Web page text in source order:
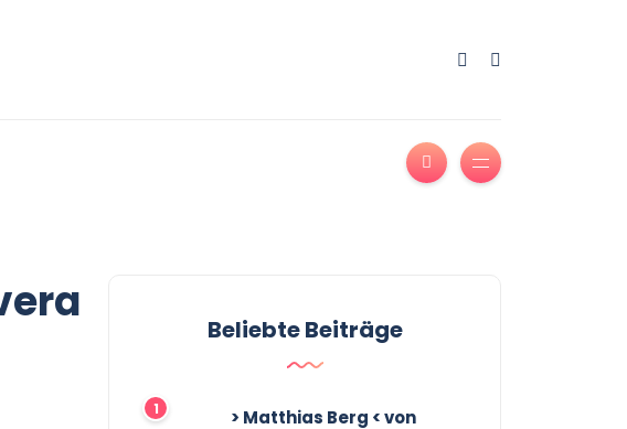
Beliebte Beiträge
> Matthias Berg < von